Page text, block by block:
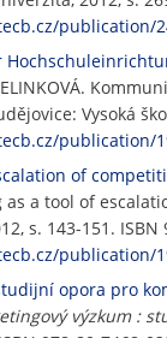
publication/
Vysoká
publication/
of
as a tool of
s. 143-151. ISBN
publication/
opora pro
výzkum :